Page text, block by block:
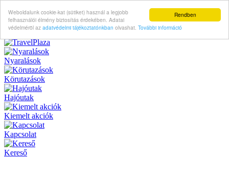
Rendben
Weboldalunk cookie-kat (sütiket) használ a legjobb
felhasználói élmény biztosítás érdekében. Adatai
védelméröl az adatvédelmi tájékoztatónkban olvashat. További információ
Nyaralások
Körutazások
Hajóutak
Kiemelt akciók
Kapcsolat
Kereső